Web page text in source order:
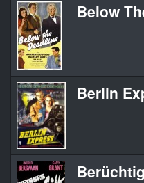
Below
Berlin